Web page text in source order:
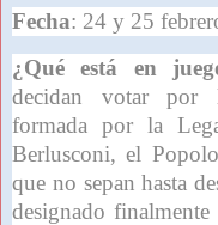
Fecha: 24 y 25
¿Qué está en
decidan votar por
formada por la
Berlusconi, el
que no sepan hasta
designado